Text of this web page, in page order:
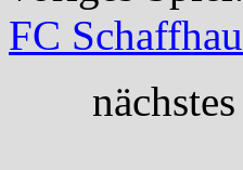
FC